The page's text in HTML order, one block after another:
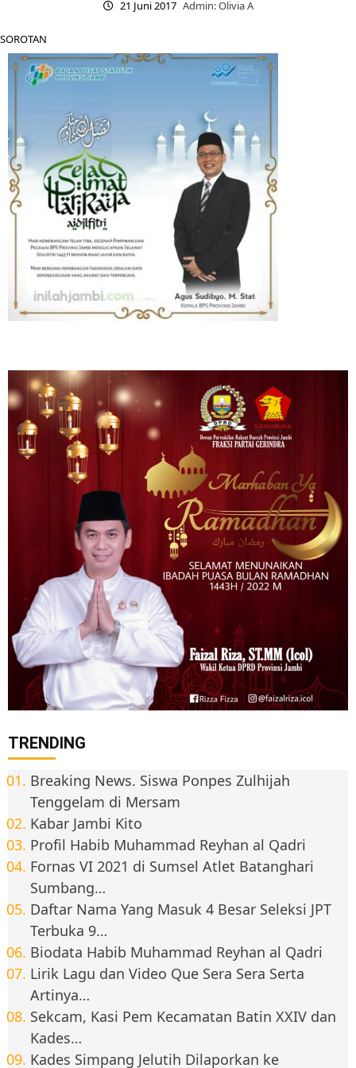
21 Juni 2017 Admin: Olivia A
SOROTAN
TRENDING
Breaking News. Siswa Ponpes Zulhijah
Tenggelam di Mersam
Kabar Jambi Kito
Profil Habib Muhammad Reyhan al Qadri
Fornas VI 2021 di Sumsel Atlet Batanghari
Sumbang…
Daftar Nama Yang Masuk 4 Besar Seleksi JPT
Terbuka 9…
Biodata Habib Muhammad Reyhan al Qadri
Lirik Lagu dan Video Que Sera Sera Serta
Artinya…
Sekcam, Kasi Pem Kecamatan Batin XXIV dan
Kades…
Kades Simpang Jelutih Dilaporkan ke